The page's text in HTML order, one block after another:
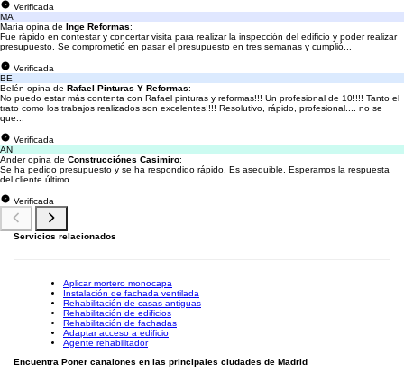
Verificada
MA
María opina de Inge Reformas:
Fue rápido en contestar y concertar visita para realizar la inspección del edificio y poder realizar
presupuesto. Se comprometió en pasar el presupuesto en tres semanas y cumplió...
Verificada
BE
Belén opina de Rafael Pinturas Y Reformas:
No puedo estar más contenta con Rafael pinturas y reformas!!! Un profesional de 10!!!! Tanto el
trato como los trabajos realizados son excelentes!!!! Resolutivo, rápido, profesional.... no se
que...
Verificada
AN
Ander opina de Construcciónes Casimiro:
Se ha pedido presupuesto y se ha respondido rápido. Es asequible. Esperamos la respuesta
del cliente último.
Verificada
Servicios relacionados
Aplicar mortero monocapa
Instalación de fachada ventilada
Rehabilitación de casas antiguas
Rehabilitación de edificios
Rehabilitación de fachadas
Adaptar acceso a edificio
Agente rehabilitador
Encuentra Poner canalones en las principales ciudades de Madrid